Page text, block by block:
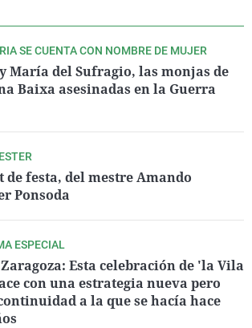
SE CUENTA CON NOMBRE DE MUJER
María del Sufragio, las monjas de
Baixa asesinadas en la Guerra
de festa, del mestre Amando
Ponsoda
ESPECIAL
Esta celebración de 'la Vila
con una estrategia nueva pero
a la que se hacía hace